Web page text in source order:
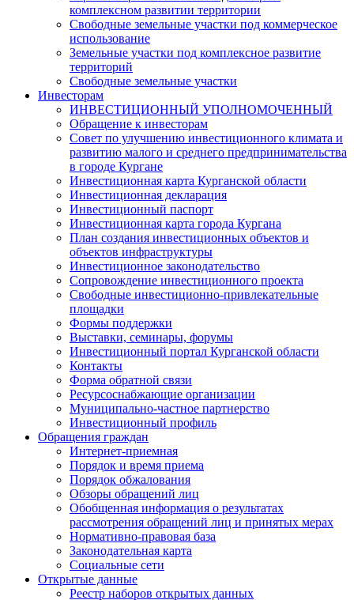
комплексном развитии территории
Свободные земельные участки под коммерческое
использование
Земельные участки под комплексное развитие
территорий
Свободные земельные участки
Инвесторам
ИНВЕСТИЦИОННЫЙ УПОЛНОМОЧЕННЫЙ
Обращение к инвесторам
Совет по улучшению инвестиционного климата и
развитию малого и среднего предпринимательства
в городе Кургане
Инвестиционная карта Курганской области
Инвестиционная декларация
Инвестиционный паспорт
Инвестиционная карта города Кургана
План создания инвестиционных объектов и
объектов инфраструктуры
Инвестиционное законодательство
Сопровождение инвестиционного проекта
Свободные инвестиционно-привлекательные
площадки
Формы поддержки
Выставки, семинары, форумы
Инвестиционный портал Курганской области
Контакты
Форма обратной связи
Ресурсоснабжающие организации
Муниципально-частное партнерство
Инвестиционный профиль
Обращения граждан
Интернет-приемная
Порядок и время приема
Порядок обжалования
Обзоры обращений лиц
Обобщенная информация о результатах
рассмотрения обращений лиц и принятых мерах
Нормативно-правовая база
Законодательная карта
Социальные сети
Открытые данные
Реестр наборов открытых данных